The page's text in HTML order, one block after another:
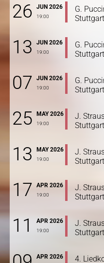
26 JUN 2026
19:00
G.
13 JUN 2026
19:00
G.
07 JUN 2026
19:00
G.
25 MAY 2026
19:00
J.
13 MAY 2026
19:00
J.
17 APR 2026
19:00
J.
11 APR 2026
19:00
J.
APR 2026
4.